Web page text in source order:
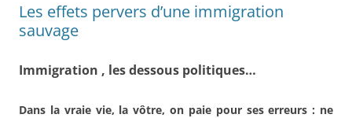
Les effets pervers d’une immigration
sauvage
Immigration , les dessous politiques…
Dans la vraie vie, la vôtre, on paie pour ses erreurs : ne